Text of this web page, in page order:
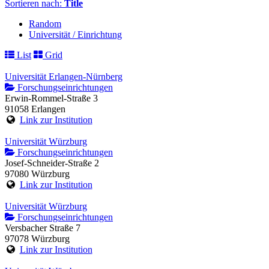
Sortieren nach: Title
Random
Universität / Einrichtung
List
Grid
Universität Erlangen-Nürnberg
Forschungseinrichtungen
Erwin-Rommel-Straße 3
91058 Erlangen
Link zur Institution
Universität Würzburg
Forschungseinrichtungen
Josef-Schneider-Straße 2
97080 Würzburg
Link zur Institution
Universität Würzburg
Forschungseinrichtungen
Versbacher Straße 7
97078 Würzburg
Link zur Institution